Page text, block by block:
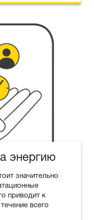
энергию
значительно
приводит к
всего